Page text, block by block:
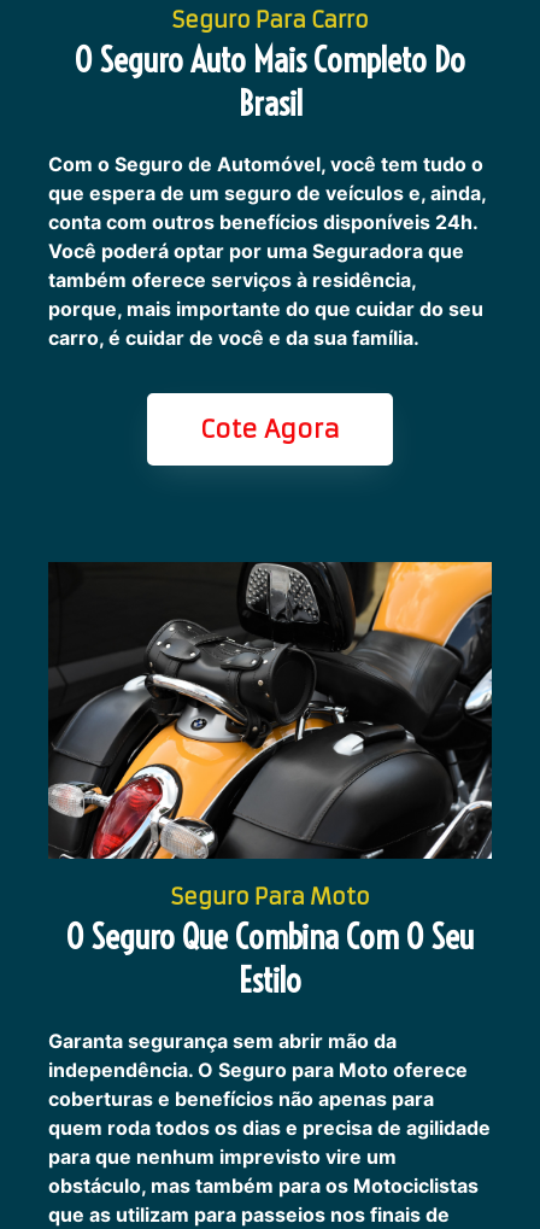
Seguro Para Carro
O Seguro Auto Mais Completo Do
Brasil
Com o Seguro de Automóvel, você tem tudo o
que espera de um seguro de veículos e, ainda,
conta com outros benefícios disponíveis 24h.
Você poderá optar por uma Seguradora que
também oferece serviços à residência,
porque, mais importante do que cuidar do seu
carro, é cuidar de você e da sua família.
Cote Agora
Seguro Para Moto
O Seguro Que Combina Com O Seu
Estilo
Garanta segurança sem abrir mão da
independência. O Seguro para Moto oferece
coberturas e benefícios não apenas para
quem roda todos os dias e precisa de agilidade
para que nenhum imprevisto vire um
obstáculo, mas também para os Motociclistas
que as utilizam para passeios nos finais de